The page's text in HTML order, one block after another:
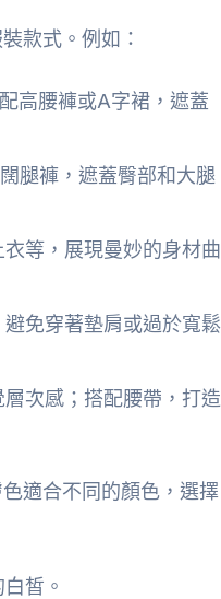
款式。例如：
高腰褲或A字裙，遮蓋
腿褲，遮蓋臀部和大腿
等，展現曼妙的身材曲
免穿著墊肩或過於寬鬆
次感；搭配腰帶，打造
適合不同的顏色，選擇
皙。